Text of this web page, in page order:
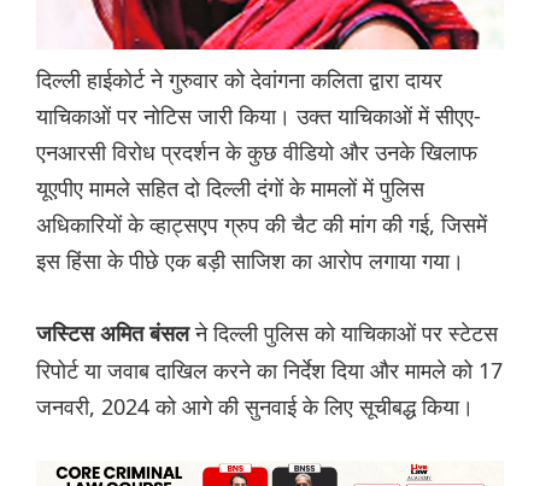
दिल्ली हाईकोर्ट ने गुरुवार को देवांगना कलिता द्वारा दायर
याचिकाओं पर नोटिस जारी किया। उक्त याचिकाओं में सीएए-
एनआरसी विरोध प्रदर्शन के कुछ वीडियो और उनके खिलाफ
यूएपीए मामले सहित दो दिल्ली दंगों के मामलों में पुलिस
अधिकारियों के व्हाट्सएप ग्रुप की चैट की मांग की गई, जिसमें
इस हिंसा के पीछे एक बड़ी साजिश का आरोप लगाया गया।
जस्टिस अमित बंसलने दिल्ली पुलिस को याचिकाओं पर स्टेटस
रिपोर्ट या जवाब दाखिल करने का निर्देश दिया और मामले को 17
जनवरी, 2024 को आगे की सुनवाई के लिए सूचीबद्ध किया।